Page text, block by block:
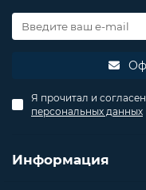
Я прочитал и
персональных данных
Информация